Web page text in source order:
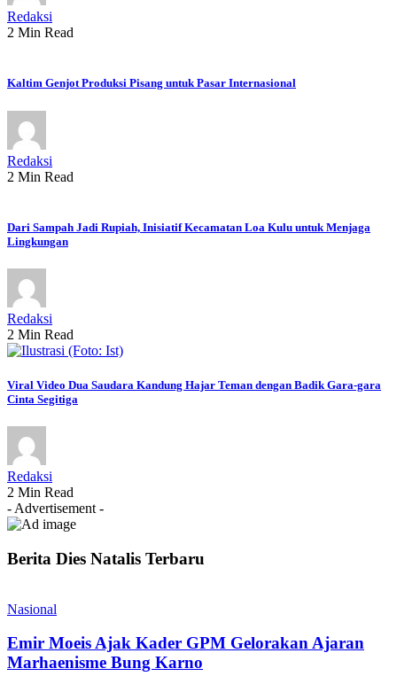
Redaksi
2 Min Read
Kaltim Genjot Produksi Pisang untuk Pasar Internasional
Redaksi
2 Min Read
Dari Sampah Jadi Rupiah, Inisiatif Kecamatan Loa Kulu untuk Menjaga
Lingkungan
Redaksi
2 Min Read
Viral Video Dua Saudara Kandung Hajar Teman dengan Badik Gara-gara
Cinta Segitiga
Redaksi
2 Min Read
- Advertisement -
Berita Dies Natalis Terbaru
Nasional
Emir Moeis Ajak Kader GPM Gelorakan Ajaran
Marhaenisme Bung Karno